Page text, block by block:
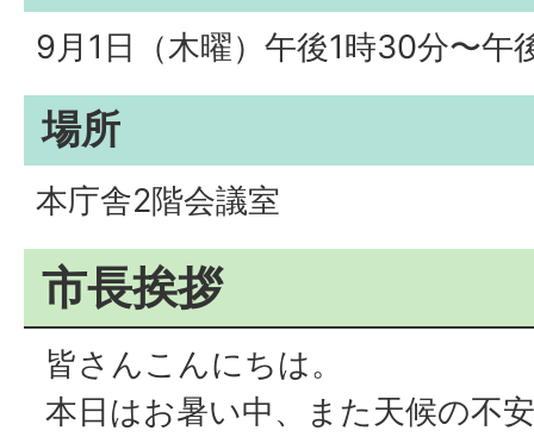
9月1日（木曜）午後1時30分〜午
場所
本庁舎2階会議室
市長挨拶
皆さんこんにちは。
本日はお暑い中、また天候の不